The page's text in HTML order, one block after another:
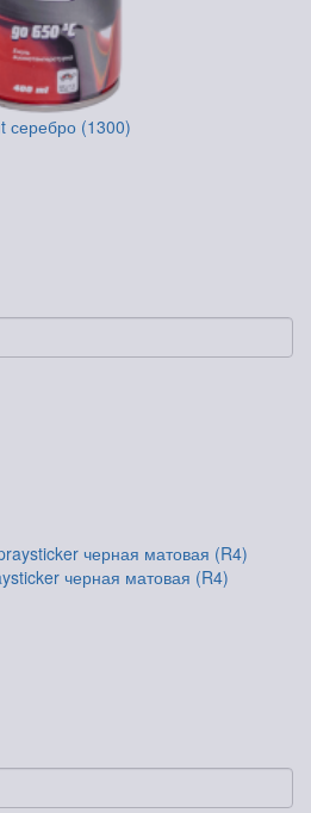
серебро (1300)
черная матовая (R4)